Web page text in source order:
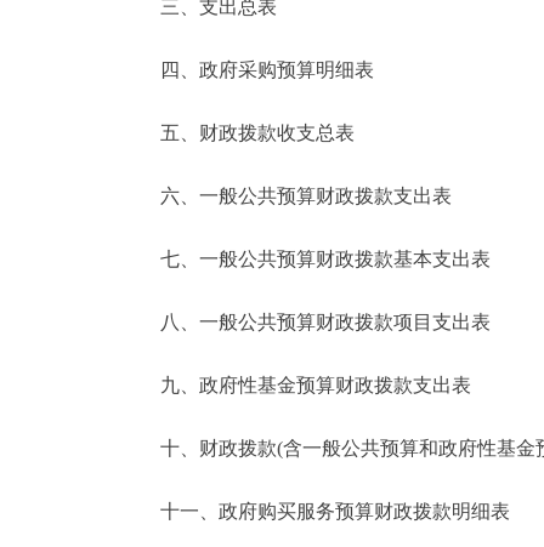
走进北京
北京概况
绿色北京
ENGLISH
三、支出总表
四、政府采购预算明细表
五、财政拨款收支总表
六、一般公共预算财政拨款支出表
七、一般公共预算财政拨款基本支出表
八、一般公共预算财政拨款项目支出表
九、政府性基金预算财政拨款支出表
十、财政拨款(含一般公共预算和政府性基金
十一、政府购买服务预算财政拨款明细表